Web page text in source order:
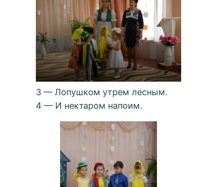
3 — Лопушком утрем лесным.
4 — И нектаром напоим.